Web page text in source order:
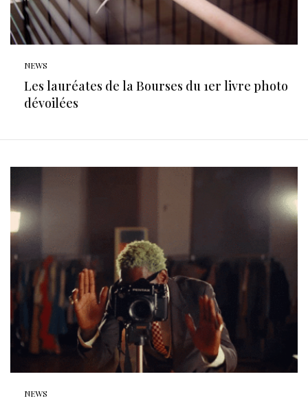
NEWS
Les lauréates de la Bourses du 1er livre photo
dévoilées
NEWS